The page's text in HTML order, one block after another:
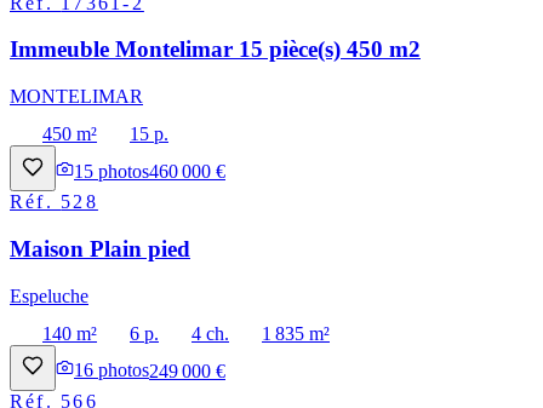
Immeuble Montelimar 15 pièce(s) 450 m2
MONTELIMAR
450 m²
15 p.
15 photos460 000 €
Réf. 528
Maison Plain pied
Espeluche
140 m²
6 p. 4 ch.
1 835 m²
16 photos249 000 €
Réf. 566